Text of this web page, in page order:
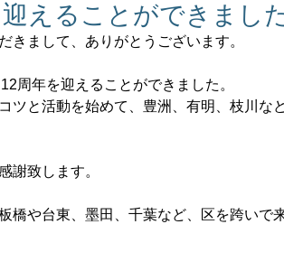
えることができました
きまして、ありがとうございます。
周年を迎えることができました。
ツと活動を始めて、豊洲、有明、枝川な
謝致します。
橋や台東、墨田、千葉など、区を跨いで